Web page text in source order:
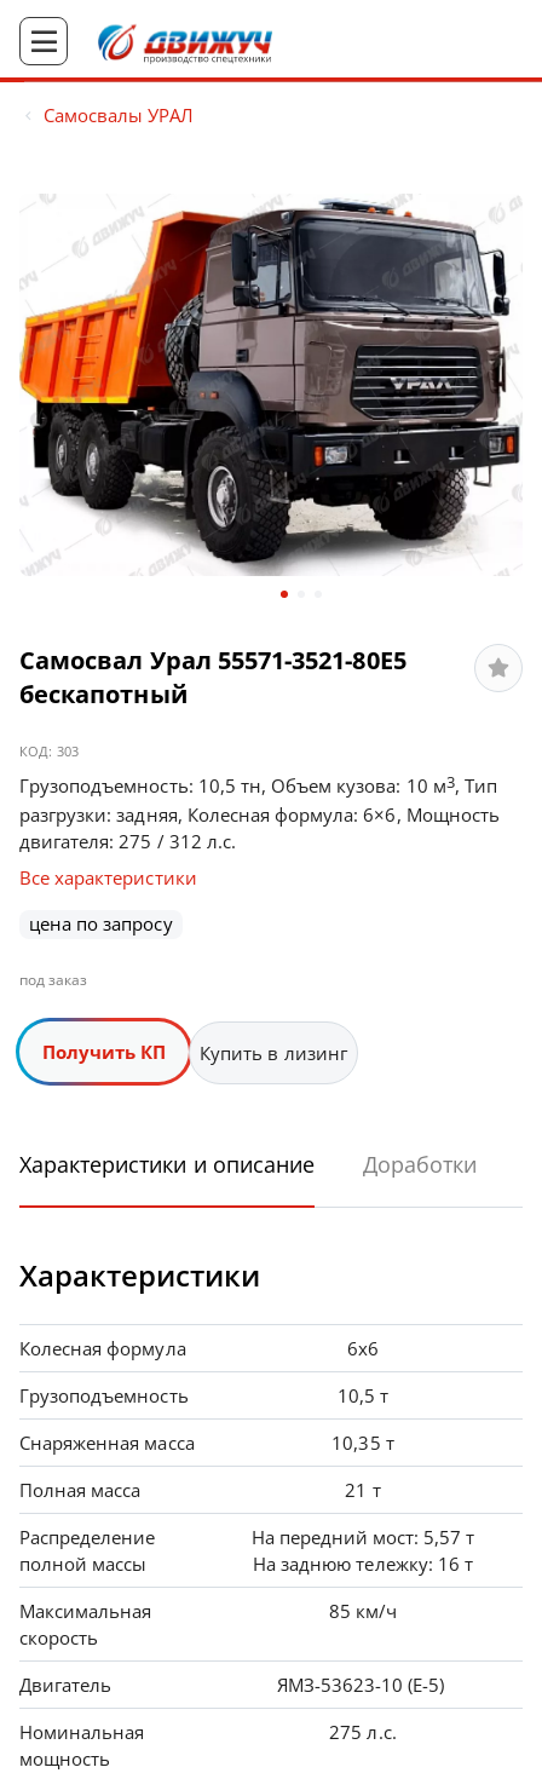
Самосвалы УРАЛ
Самосвал Урал 55571-3521-80Е5
бескапотный
КОД: 303
Грузоподъемность: 10,5 тн, Объем кузова: 10 м3, Тип
разгрузки: задняя, Колесная формула: 6×6, Мощность
двигателя: 275 / 312 л.с.
Все характеристики
цена по запросу
под заказ
Получить КП Купить в лизинг
Характеристики и описание Доработки
Характеристики
Колесная формула
6x6
Грузоподъемность
10,5 т
Снаряженная масса
10,35 т
Полная масса
21 т
Распределение
полной массы
На передний мост: 5,57 т
На заднюю тележку: 16 т
Максимальная
скорость
85 км/ч
Двигатель
ЯМЗ-53623-10 (Е-5)
Номинальная
мощность
275 л.с.